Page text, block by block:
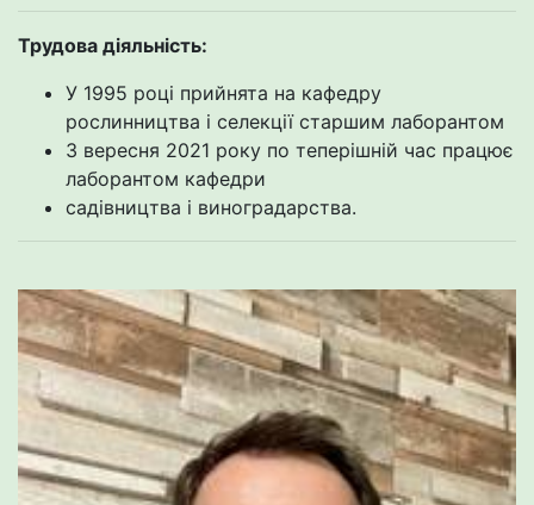
Трудова діяльність:
У 1995 році прийнята на кафедру
рослинництва і селекції старшим лаборантом
З вересня 2021 року по теперішній час працює
лаборантом кафедри
садівництва і виноградарства.